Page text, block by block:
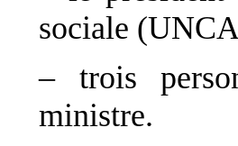
sociale
– trois
ministre.